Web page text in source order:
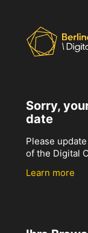
Sorry,
date
Please
of the Digital
Learn more